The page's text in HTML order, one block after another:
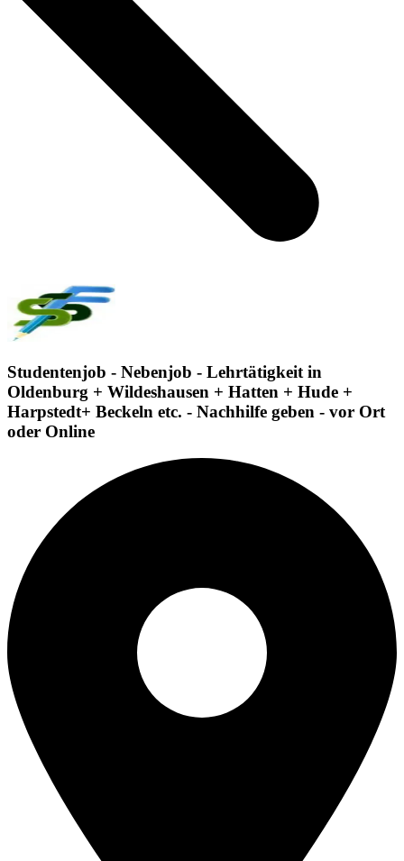
Studentenjob - Nebenjob - Lehrtätigkeit in
Oldenburg + Wildeshausen + Hatten + Hude +
Harpstedt+ Beckeln etc. - Nachhilfe geben - vor Ort
oder Online